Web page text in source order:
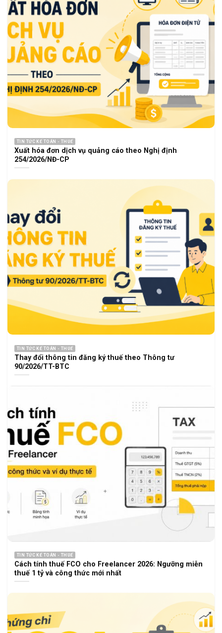
TIN TỨC KẾ TOÁN - THUẾ
Xuất hóa đơn dịch vụ quảng cáo theo Nghị định
254/2026/NĐ-CP
TIN TỨC KẾ TOÁN - THUẾ
Thay đổi thông tin đăng ký thuế theo Thông tư
90/2026/TT-BTC
TIN TỨC KẾ TOÁN - THUẾ
Cách tính thuế FCO cho Freelancer 2026: Ngưỡng miễn
thuế 1 tỷ và công thức mới nhất